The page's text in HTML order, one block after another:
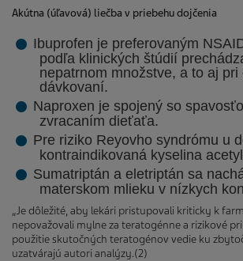
Akútna (úľavová) liečba v priebehu dojčenia
Ibuprofen je preferovaným
podľa klinických štúdií
nepatrnom množstve, a to aj pri
dávkovaní.
Naproxen je spojený so
zvracaním dieťaťa.
Pre riziko Reyovho syndrómu u
kontraindikovaná kyselina
Sumatriptán a eletriptán sa
materskom mlieku v nízkych
„Je dôležité, aby lekári pristupovali kriticky k
nepovažovali mylne za teratogénne a rizikové
použitie skutočných teratogénov vedie ku
uzatvárajú autori analýzy.(2)